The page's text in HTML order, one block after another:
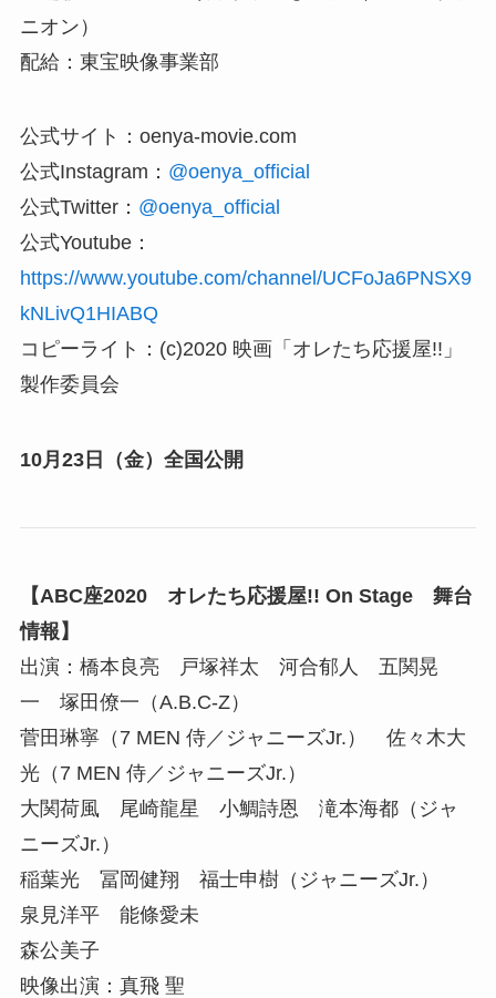
ニオン）
配給：東宝映像事業部
公式サイト：oenya-movie.com
公式Instagram： @oenya_official
公式Twitter： @oenya_official
公式Youtube：
https://www.youtube.com/channel/UCFoJa6PNSX9
kNLivQ1HIABQ
コピーライト：(c)2020 映画「オレたち応援屋!!」
製作委員会
10月23日（金）全国公開
【ABC座2020 オレたち応援屋!! On Stage 舞台
情報】
出演：橋本良亮 戸塚祥太 河合郁人 五関晃
一 塚田僚一（A.B.C-Z）
菅田琳寧（7 MEN 侍／ジャニーズJr.） 佐々木大
光（7 MEN 侍／ジャニーズJr.）
大関荷風 尾崎龍星 小鯛詩恩 滝本海都（ジャ
ニーズJr.）
稲葉光 冨岡健翔 福士申樹（ジャニーズJr.）
泉見洋平 能條愛未
森公美子
映像出演：真飛 聖